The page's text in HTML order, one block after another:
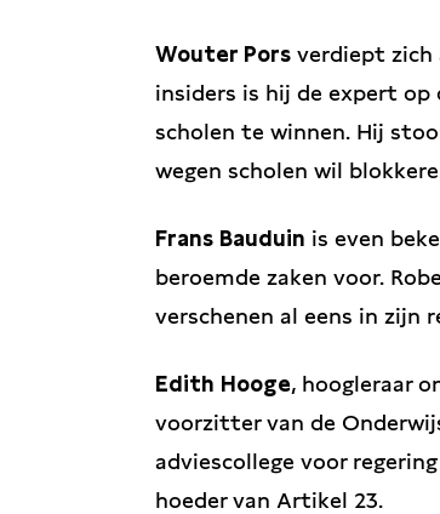
Wouter Pors verdiept zich
insiders is hij de expert
scholen te winnen. Hij
wegen scholen wil
Frans Bauduin is even
beroemde zaken voor.
verschenen al eens in zijn
Edith Hooge, hoogleraar
voorzitter van de
adviescollege voor
hoeder van Artikel 23.